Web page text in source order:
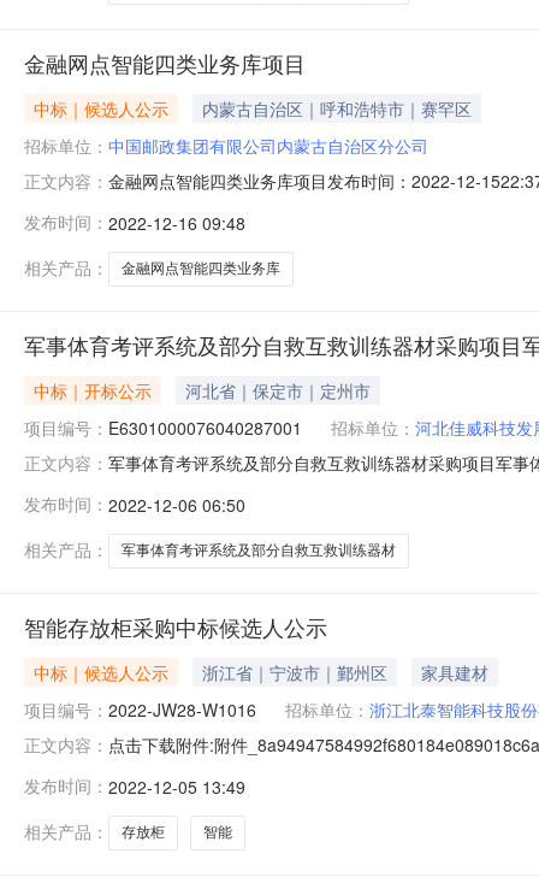
金融网点智能四类业务库项目
中标｜候选人公示
内蒙古自治区｜呼和浩特市｜赛罕区
招标单位： 中国邮政集团有限公司内蒙古自治区分公司
正文内容： 金融网点智能四类业务库项目发布时间：2022-12-
业务库项目招标编号：nmyz2022gkzb080、ZJNMG-
发布时间： 2022-12-16 09:48
相关产品：
金融网点智能四类业务库
军事体育考评系统及部分自救互救训练器材采购项
中标｜开标公示
河北省｜保定市｜定州市
项目编号： E6301000076040287001 招标单位： 河北佳威科技发
正文内容： 军事体育考评系统及部分自救互救训练器材采购项目军
目负责人:;报价:0.00元/%;工期:日历天;质量要求:;保证金
发布时间： 2022-12-06 06:50
相关产品：
军事体育考评系统及部分自救互救训练器材
智能存放柜采购中标候选人公示
中标｜候选人公示 浙江省｜宁波市｜鄞州区
家具建材
项目编号： 2022-JW28-W1016 招标单位： 浙江北泰智能科技股
正文内容： 点击下载附件:附件
252.00万元，质量：合格，工期/交货期/服务期：30天
发布时间： 2022-12-05 13:49
相关产品：
存放柜 智能